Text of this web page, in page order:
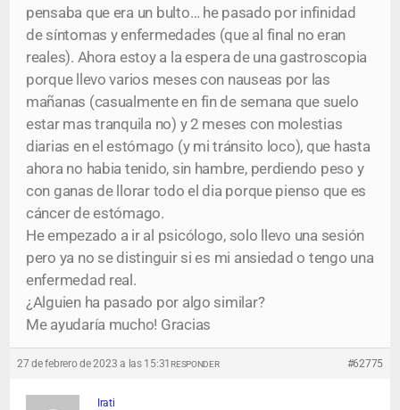
pensaba que era un bulto… he pasado por infinidad
de síntomas y enfermedades (que al final no eran
reales). Ahora estoy a la espera de una gastroscopia
porque llevo varios meses con nauseas por las
mañanas (casualmente en fin de semana que suelo
estar mas tranquila no) y 2 meses con molestias
diarias en el estómago (y mi tránsito loco), que hasta
ahora no habia tenido, sin hambre, perdiendo peso y
con ganas de llorar todo el dia porque pienso que es
cáncer de estómago.
He empezado a ir al psicólogo, solo llevo una sesión
pero ya no se distinguir si es mi ansiedad o tengo una
enfermedad real.
¿Alguien ha pasado por algo similar?
Me ayudaría mucho! Gracias
27 de febrero de 2023 a las 15:31 #62775
RESPONDER
Irati